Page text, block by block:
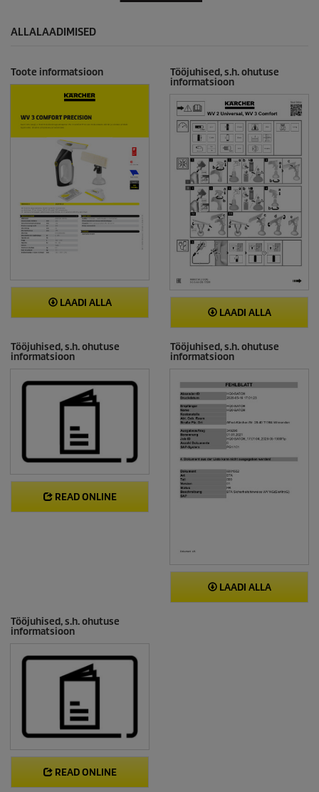
ALLALAADIMISED
Toote informatsioon
LAADI ALLA
Tööjuhised, s.h. ohutuse
informatsioon
LAADI ALLA
Tööjuhised, s.h. ohutuse
informatsioon
READ ONLINE
Tööjuhised, s.h. ohutuse
informatsioon
LAADI ALLA
Tööjuhised, s.h. ohutuse
informatsioon
READ ONLINE